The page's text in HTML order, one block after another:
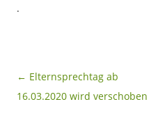
.
Beitragsnavigation
← Elternsprechtag ab
16.03.2020 wird verschoben